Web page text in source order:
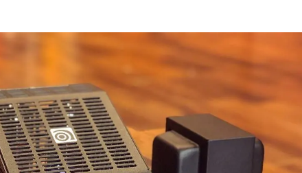
Sandberg
Squier
Affinity
Serie Mini
Classic Vibe Jazz Bass
Classic Vibe Precision
Fender
Sigma